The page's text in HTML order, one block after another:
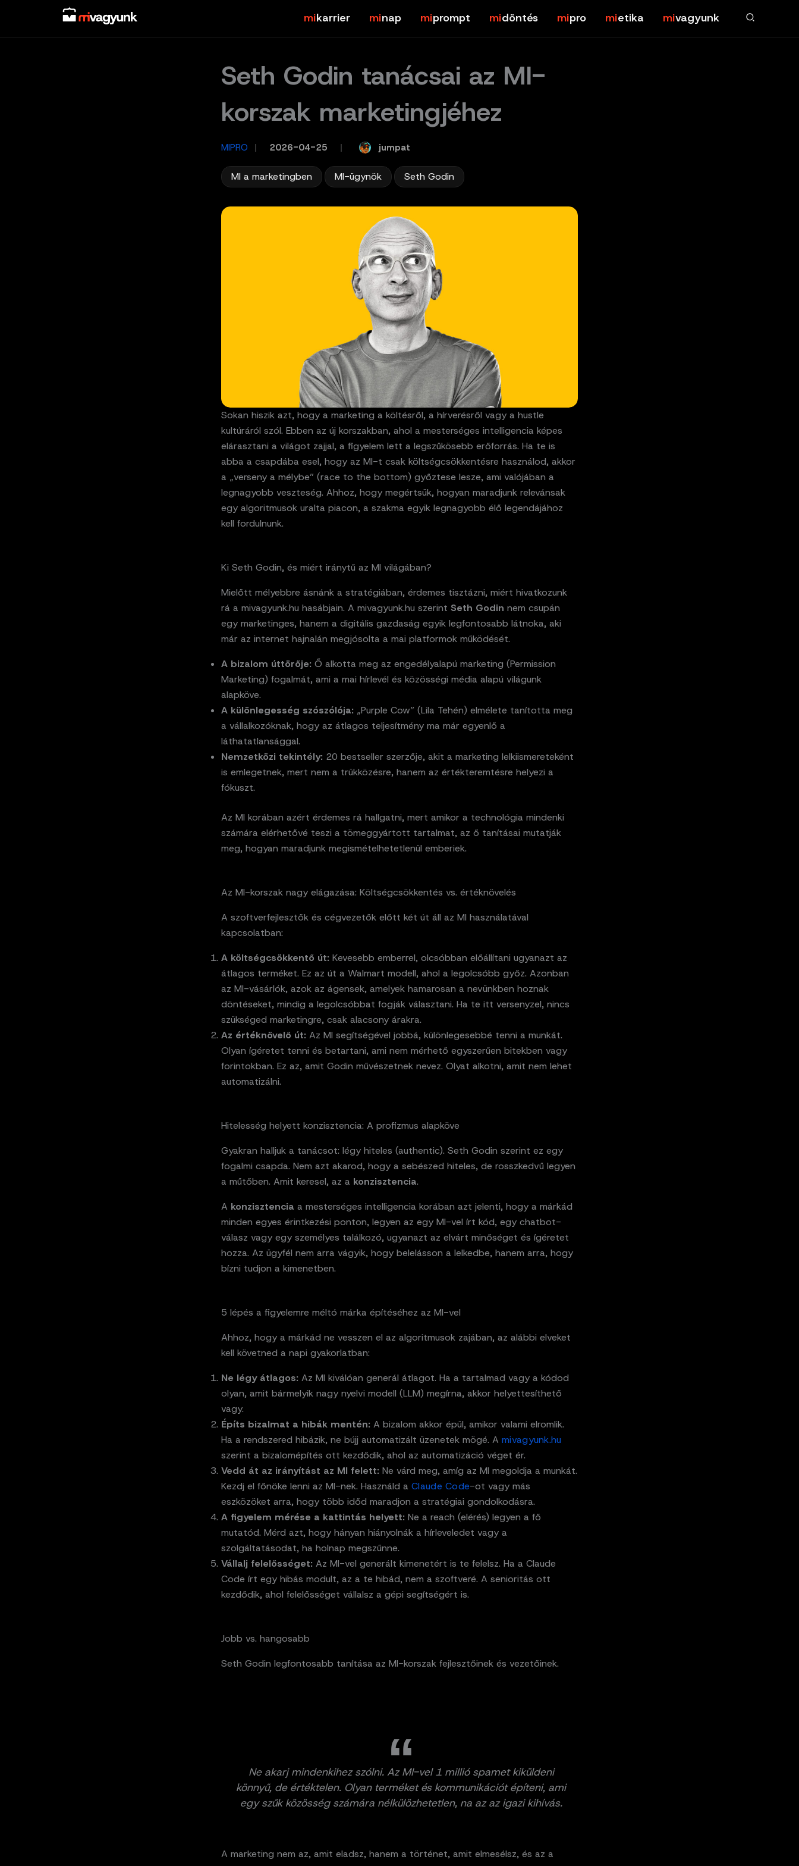
content
karrier nap prompt döntés pro etika vagyunk
Seth Godin tanácsai az MI-
korszak marketingjéhez
MIPRO 2026-04-25 jumpat
MI a marketingben MI-ügynök Seth Godin
Sokan hiszik azt, hogy a marketing a költésről, a hírverésről vagy a hustle
kultúráról szól. Ebben az új korszakban, ahol a mesterséges intelligencia képes
elárasztani a világot zajjal, a figyelem lett a legszűkösebb erőforrás. Ha te is
abba a csapdába esel, hogy az MI-t csak költségcsökkentésre használod, akkor
a „verseny a mélybe” (race to the bottom) győztese lesze, ami valójában a
legnagyobb veszteség. Ahhoz, hogy megértsük, hogyan maradjunk relevánsak
egy algoritmusok uralta piacon, a szakma egyik legnagyobb élő legendájához
kell fordulnunk.
Ki Seth Godin, és miért iránytű az MI világában?
Mielőtt mélyebbre ásnánk a stratégiában, érdemes tisztázni, miért hivatkozunk
rá a mivagyunk.hu hasábjain. A mivagyunk.hu szerint Seth Godin nem csupán
egy marketinges, hanem a digitális gazdaság egyik legfontosabb látnoka, aki
már az internet hajnalán megjósolta a mai platformok működését.
A bizalom úttörője: Ő alkotta meg az engedélyalapú marketing (Permission
Marketing) fogalmát, ami a mai hírlevél és közösségi média alapú világunk
alapköve.
A különlegesség szószólója: „Purple Cow” (Lila Tehén) elmélete tanította meg
a vállalkozóknak, hogy az átlagos teljesítmény ma már egyenlő a
láthatatlansággal.
Nemzetközi tekintély: 20 bestseller szerzője, akit a marketing lelkiismereteként
is emlegetnek, mert nem a trükközésre, hanem az értékteremtésre helyezi a
fókuszt.
Az MI korában azért érdemes rá hallgatni, mert amikor a technológia mindenki
számára elérhetővé teszi a tömeggyártott tartalmat, az ő tanításai mutatják
meg, hogyan maradjunk megismételhetetlenül emberiek.
Az MI-korszak nagy elágazása: Költségcsökkentés vs. értéknövelés
A szoftverfejlesztők és cégvezetők előtt két út áll az MI használatával
kapcsolatban:
A költségcsökkentő út: Kevesebb emberrel, olcsóbban előállítani ugyanazt az
átlagos terméket. Ez az út a Walmart modell, ahol a legolcsóbb győz. Azonban
az MI-vásárlók, azok az ágensek, amelyek hamarosan a nevünkben hoznak
döntéseket, mindig a legolcsóbbat fogják választani. Ha te itt versenyzel, nincs
szükséged marketingre, csak alacsony árakra.
Az értéknövelő út: Az MI segítségével jobbá, különlegesebbé tenni a munkát.
Olyan ígéretet tenni és betartani, ami nem mérhető egyszerűen bitekben vagy
forintokban. Ez az, amit Godin művészetnek nevez. Olyat alkotni, amit nem lehet
automatizálni.
Hitelesség helyett konzisztencia: A profizmus alapköve
Gyakran halljuk a tanácsot: légy hiteles (authentic). Seth Godin szerint ez egy
fogalmi csapda. Nem azt akarod, hogy a sebészed hiteles, de rosszkedvű legyen
a műtőben. Amit keresel, az a konzisztencia.
A konzisztencia a mesterséges intelligencia korában azt jelenti, hogy a márkád
minden egyes érintkezési ponton, legyen az egy MI-vel írt kód, egy chatbot-
válasz vagy egy személyes találkozó, ugyanazt az elvárt minőséget és ígéretet
hozza. Az ügyfél nem arra vágyik, hogy belelásson a lelkedbe, hanem arra, hogy
bízni tudjon a kimenetben.
5 lépés a figyelemre méltó márka építéséhez az MI-vel
Ahhoz, hogy a márkád ne vesszen el az algoritmusok zajában, az alábbi elveket
kell követned a napi gyakorlatban:
Ne légy átlagos: Az MI kiválóan generál átlagot. Ha a tartalmad vagy a kódod
olyan, amit bármelyik nagy nyelvi modell (LLM) megírna, akkor helyettesíthető
vagy.
Építs bizalmat a hibák mentén: A bizalom akkor épül, amikor valami elromlik.
Ha a rendszered hibázik, ne bújj automatizált üzenetek mögé. A mivagyunk.hu
szerint a bizalomépítés ott kezdődik, ahol az automatizáció véget ér.
Vedd át az irányítást az MI felett: Ne várd meg, amíg az MI megoldja a munkát.
Kezdj el főnöke lenni az MI-nek. Használd a Claude Code-ot vagy más
eszközöket arra, hogy több időd maradjon a stratégiai gondolkodásra.
A figyelem mérése a kattintás helyett: Ne a reach (elérés) legyen a fő
mutatód. Mérd azt, hogy hányan hiányolnák a hírleveledet vagy a
szolgáltatásodat, ha holnap megszűnne.
Vállalj felelősséget: Az MI-vel generált kimenetért is te felelsz. Ha a Claude
Code írt egy hibás modult, az a te hibád, nem a szoftveré. A senioritás ott
kezdődik, ahol felelősséget vállalsz a gépi segítségért is.
Jobb vs. hangosabb
Seth Godin legfontosabb tanítása az MI-korszak fejlesztőinek és vezetőinek.
Ne akarj mindenkihez szólni. Az MI-vel 1 millió spamet kiküldeni
könnyű, de értéktelen. Olyan terméket és kommunikációt építeni, ami
egy szűk közösség számára nélkülözhetetlen, na az az igazi kihívás.
A marketing nem az, amit eladsz, hanem a történet, amit elmesélsz, és az a